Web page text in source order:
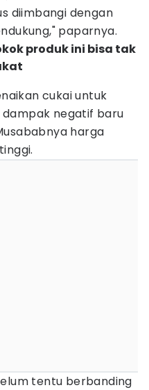
diimbangi dengan
paparnya.
produk ini bisa tak
cukai untuk
negatif baru
harga
tentu berbanding